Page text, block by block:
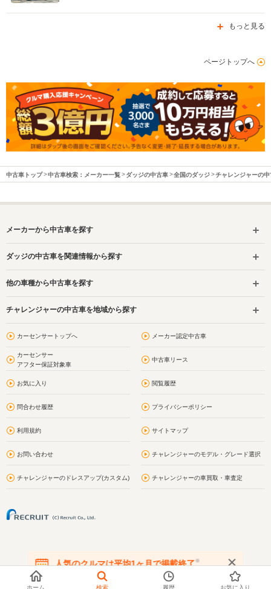
もっと見る
ページトップへ
中古車トップ 中古車検索：メーカー一覧 ダッジの中古車 全国のダッジ チャレンジャーの中
メーカーから中古車を探す
ダッジの中古車を関連情報から探す
他の車種から中古車を探す
チャレンジャーの中古車を地域から探す
カーセンサートップへ メーカー認定中古車
カーセンサー
アフター保証対象車
中古車リース
お気に入り 閲覧履歴
問合わせ履歴 プライバシーポリシー
利用規約 サイトマップ
お問い合わせ チャレンジャーのモデル・グレード選択
チャレンジャーのドレスアップ(カスタム) チャレンジャーの車買取・車査定
人気のクルマは平均1ヶ月で掲載終了※
在庫が無くなる前にお問い合わせください
ホーム 検索 履歴 お気に入り